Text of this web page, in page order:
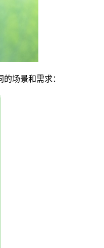
场景和需求：